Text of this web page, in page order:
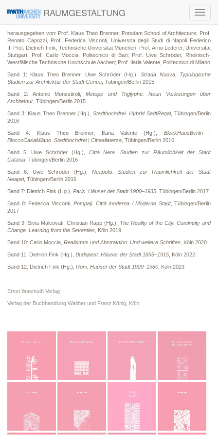
RAUMGESTALTUNG
herausgegeben von: Prof. Klaus Theo Brenner, Potsdam School of Architecture; Prof.
Renato Capozzi, Prof. Federica Visconti, Universita degli Studi di Napoli Federico
II; Prof. Dietrich Fink, Technische Universität München; Prof. Arno Lederer, Universität
Stuttgart; Prof. Carlo Moccia, Politecnico di Bari; Prof. Uwe Schröder, Rheinisch-
Westfälische Technische Hochschule Aachen; Prof. Ilaria Valente, Politecnico di Milano
Band 1: Klaus Theo Brenner, Uwe Schröder (Hg.), Strada Nuova. Typologische
Studien zur Architektur der Stadt Genua , Tübingen/Berlin 2015
Band 2: Antonio Monestiroli,Metope und Triglyphe. Neun Vorlesungen über
Architektur , Tübingen/Berlin 2015
Band 3: Klaus Theo Brenner (Hg.),Stadthochdrei. Hybrid SadtRegal, Tübingen/Berlin
2016
Band 4: Klaus Theo Brenner, Illaria Valente (Hg.), BlockHausBerlin |
BloccoCasaMilano. Stadthochdrei | Cittaallaterza , Tübingen/Berlin 2016
Band 5: Uwe Schröder (Hg.), Città Nera. Studien zur Räumlichkeit der Stadt
Catania , Tübingen/Berlin 2016
Band 6: Uwe Schröder (Hg.), Neapolis. Studien zur Räumlichkeit der Stadt
Neapel, Tübingen/Berlin 2016
Band 7: Dietrich Fink (Hg.), Paris. Häuser der Stadt 1900–1935 , Tübingen/Berlin 2017
Band 8: Federica Visconti, Pompeji. Città moderna / Moderne Stadt, Tübingen/Berlin
2017
Band 9: Sivia Malcovati, Christian Rapp (Hg.), The Reality of the City. Continuity and
Change. Learning from the Seventies , Köln 2019
Band 10: Carlo Moccia, Realismus und Abstraktion. Und weitere Schriften , Köln 2020
Band 11: Dietrich Fink (Hg.), Budapest. Häuser der Stadt 1895–1915 , Köln 2022
Band 12: Dietrich Fink (Hg.), Rom. Häuser der Stadt 1920–1980 , Köln 2023
Ernst Wasmuth Verlag
Verlag der Buchhandlung Walther und Franz König, Köln